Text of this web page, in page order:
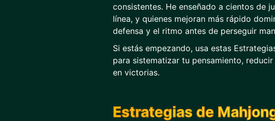
consistentes. He enseñado a cientos de
línea, y quienes mejoran más rápido
defensa y el ritmo antes de perseguir
Si estás empezando, usa estas
para sistematizar tu pensamiento,
en victorias.
Estrategias de